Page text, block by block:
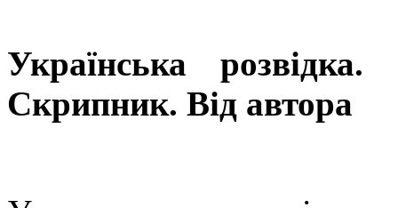
Українська
Скрипник. Від автора